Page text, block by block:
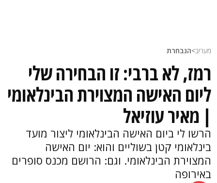
מעריב>הנבחרת
רמז, לא ברבי: זו הבחירה שלי
ליום האישה המצוירת הבינלאומי
| מאיר עוזיאל
הרשו לי ביום האישה הבינלאומי ליצור מועד
בינלאומי קטן בשוליים והוא: יום האישה
המצוירת הבינלאומי. וגם: הרושם מכנס סופרים
באירופה